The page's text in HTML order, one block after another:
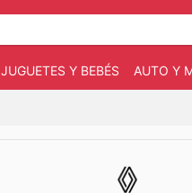
JUGUETES Y BEBÉS AUTO Y